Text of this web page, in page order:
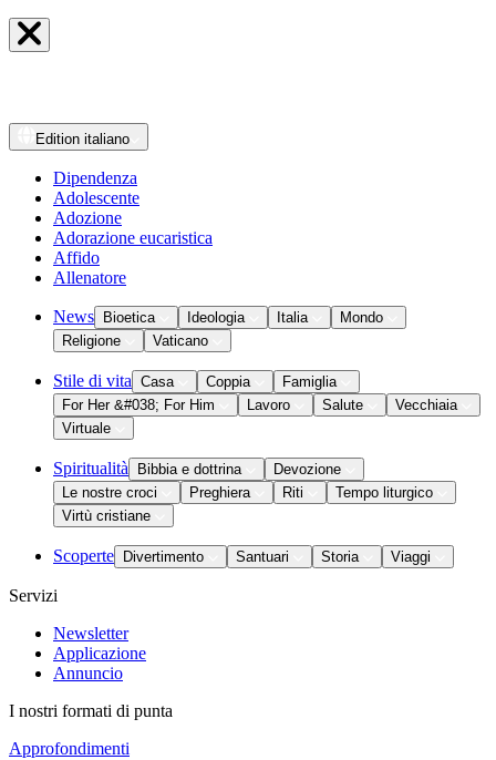
Edition italiano
Dipendenza
Adolescente
Adozione
Adorazione eucaristica
Affido
Allenatore
News Bioetica Ideologia Italia
Mondo
Religione
Vaticano
Stile di vita Casa Coppia
Famiglia
For Her &#038; For Him
Lavoro Salute
Vecchiaia
Virtuale
Spiritualità Bibbia e dottrina
Devozione
Le nostre croci
Preghiera Riti
Tempo liturgico
Virtù cristiane
Scoperte Divertimento Santuari Storia Viaggi
Servizi
Newsletter
Applicazione
Annuncio
I nostri formati di punta
Approfondimenti